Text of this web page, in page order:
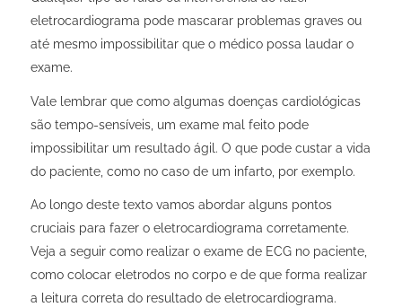
eletrocardiograma pode mascarar problemas graves ou
até mesmo impossibilitar que o médico possa laudar o
exame.
Vale lembrar que como algumas doenças cardiológicas
são tempo-sensíveis, um exame mal feito pode
impossibilitar um resultado ágil. O que pode custar a vida
do paciente, como no caso de um infarto, por exemplo.
Ao longo deste texto vamos abordar alguns pontos
cruciais para fazer o eletrocardiograma corretamente.
Veja a seguir como realizar o exame de ECG no paciente,
como colocar eletrodos no corpo e de que forma realizar
a leitura correta do resultado de eletrocardiograma.